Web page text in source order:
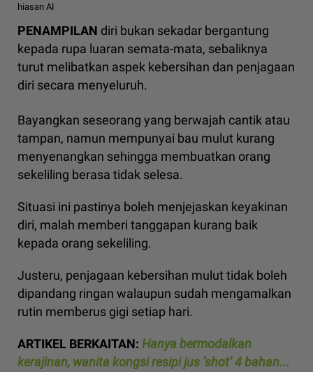
hiasan AI
PENAMPILAN diri bukan sekadar bergantung
kepada rupa luaran semata-mata, sebaliknya
turut melibatkan aspek kebersihan dan penjagaan
diri secara menyeluruh.
Bayangkan seseorang yang berwajah cantik atau
tampan, namun mempunyai bau mulut kurang
menyenangkan sehingga membuatkan orang
sekeliling berasa tidak selesa.
Situasi ini pastinya boleh menjejaskan keyakinan
diri, malah memberi tanggapan kurang baik
kepada orang sekeliling.
Justeru, penjagaan kebersihan mulut tidak boleh
dipandang ringan walaupun sudah mengamalkan
rutin memberus gigi setiap hari.
ARTIKEL BERKAITAN: Hanya bermodalkan
kerajinan, wanita kongsi resipi jus ‘shot’ 4 bahan...